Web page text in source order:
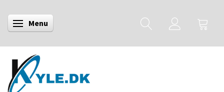
Skifte navigation
Menu